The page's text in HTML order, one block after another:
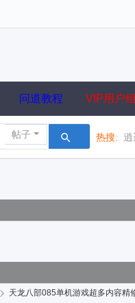
问道教程 VIP用户
帖子 热搜: 逍
› 天龙八部085单机游戏超多内容精